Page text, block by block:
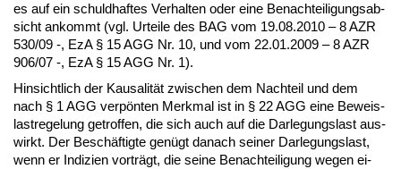
es auf ein schuld­haf­tes Ver­hal­ten oder ei­ne Be­nach­tei­li­gungs­ab­
sicht an­kommt (vgl. Ur­tei­le des BAG vom 19.08.2010 – 8 AZR
530/09 -, EzA § 15 AGG Nr. 10, und vom 22.01.2009 – 8 AZR
906/07 -, EzA § 15 AGG Nr. 1).
Hin­sicht­lich der Kau­sa­lität zwi­schen dem Nach­teil und dem
nach § 1 AGG verpönten Merk­mal ist in § 22 AGG ei­ne Be­weis­
last­re­ge­lung ge­trof­fen, die sich auch auf die Dar­le­gungs­last aus­
wirkt. Der Beschäftig­te genügt da­nach sei­ner Dar­le­gungs­last,
wenn er In­di­zi­en vorträgt, die sei­ne Be­nach­tei­li­gung we­gen ei­